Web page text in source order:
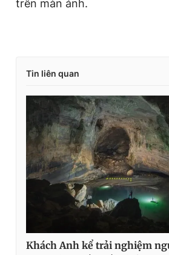
trên màn ảnh.
Tin liên quan
Khách Anh kể trải nghiệm